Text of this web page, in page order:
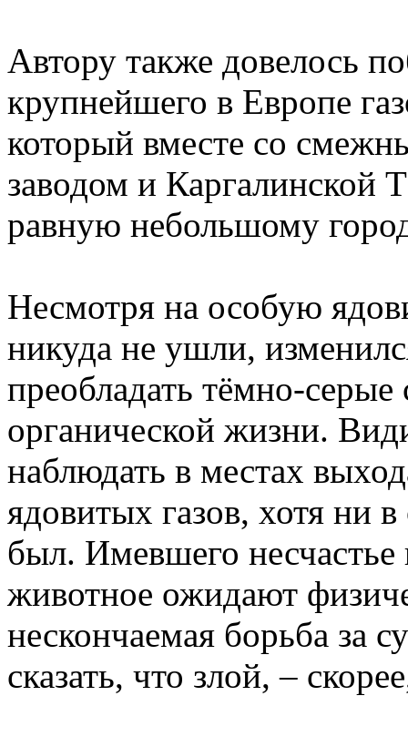
Автору также довелось
крупнейшего в Европе
который вместе со
заводом и Каргалинской
равную небольшому
Несмотря на особую
никуда не ушли,
преобладать тёмно-
органической жизни.
наблюдать в местах
ядовитых газов, хотя ни
был. Имевшего несчастье
животное ожидают
нескончаемая борьба за
сказать, что злой, –